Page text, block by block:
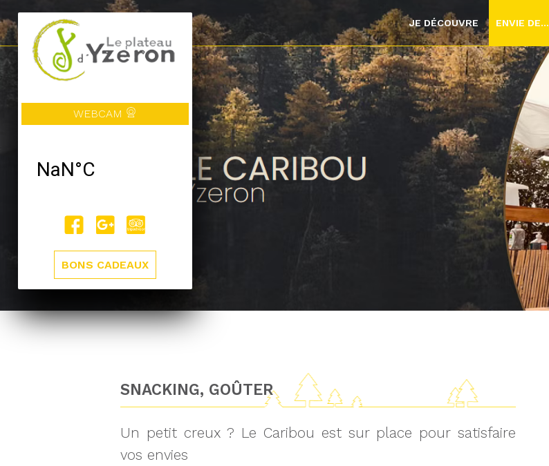
WEBCAM
BONS CADEAUX
JE DÉCOUVRE ENVIE DE...
SNACKING, GOÛTER
Un petit creux ? Le Caribou est sur place pour satisfaire
vos envies